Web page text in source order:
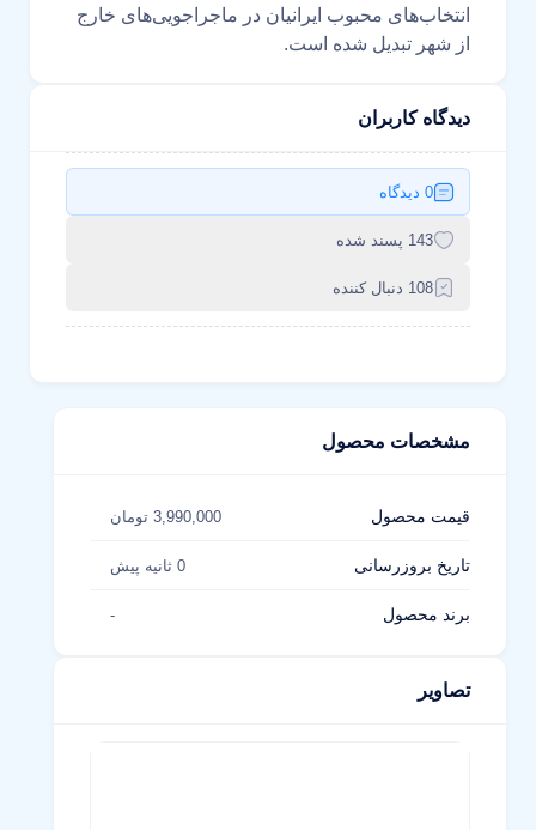
انتخاب‌های محبوب ایرانیان در ماجراجویی‌های خارج
از شهر تبدیل شده است.
دیدگاه کاربران
0 دیدگاه
143 پسند شده
108 دنبال کننده
مشخصات محصول
قیمت محصول 3,990,000 تومان
تاریخ بروزرسانی 0 ثانیه پیش
برند محصول -
تصاویر